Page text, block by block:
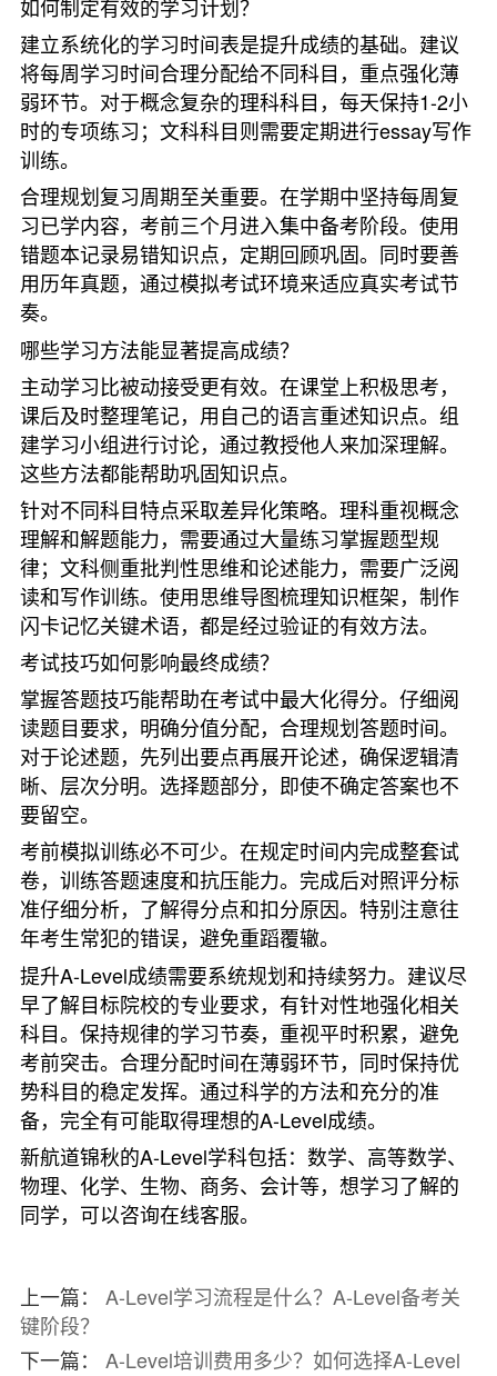
如何制定有效的学习计划？
建立系统化的学习时间表是提升成绩的基础。建议
将每周学习时间合理分配给不同科目，重点强化薄
弱环节。对于概念复杂的理科科目，每天保持1-2小
时的专项练习；文科科目则需要定期进行essay写作
训练。
合理规划复习周期至关重要。在学期中坚持每周复
习已学内容，考前三个月进入集中备考阶段。使用
错题本记录易错知识点，定期回顾巩固。同时要善
用历年真题，通过模拟考试环境来适应真实考试节
奏。
哪些学习方法能显著提高成绩？
主动学习比被动接受更有效。在课堂上积极思考，
课后及时整理笔记，用自己的语言重述知识点。组
建学习小组进行讨论，通过教授他人来加深理解。
这些方法都能帮助巩固知识点。
针对不同科目特点采取差异化策略。理科重视概念
理解和解题能力，需要通过大量练习掌握题型规
律；文科侧重批判性思维和论述能力，需要广泛阅
读和写作训练。使用思维导图梳理知识框架，制作
闪卡记忆关键术语，都是经过验证的有效方法。
考试技巧如何影响最终成绩？
掌握答题技巧能帮助在考试中最大化得分。仔细阅
读题目要求，明确分值分配，合理规划答题时间。
对于论述题，先列出要点再展开论述，确保逻辑清
晰、层次分明。选择题部分，即使不确定答案也不
要留空。
考前模拟训练必不可少。在规定时间内完成整套试
卷，训练答题速度和抗压能力。完成后对照评分标
准仔细分析，了解得分点和扣分原因。特别注意往
年考生常犯的错误，避免重蹈覆辙。
提升A-Level成绩需要系统规划和持续努力。建议尽
早了解目标院校的专业要求，有针对性地强化相关
科目。保持规律的学习节奏，重视平时积累，避免
考前突击。合理分配时间在薄弱环节，同时保持优
势科目的稳定发挥。通过科学的方法和充分的准
备，完全有可能取得理想的A-Level成绩。
新航道锦秋的A-Level学科包括：数学、高等数学、
物理、化学、生物、商务、会计等，想学习了解的
同学，可以咨询在线客服。
上一篇： A-Level学习流程是什么？A-Level备考关
键阶段？
下一篇： A-Level培训费用多少？如何选择A-Level